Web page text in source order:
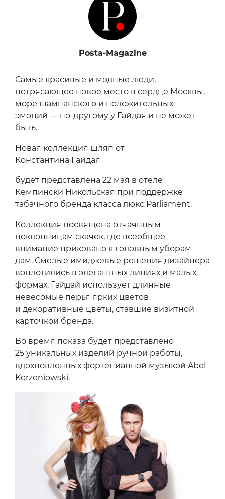
Posta-Magazine
Самые красивые и модные люди,
потрясающее новое место в сердце Москвы,
море шампанского и положительных
эмоций — по-другому у Гайдая и не может
быть.
Новая коллекция шляп от
Константина Гайдая
будет представлена 22 мая в отеле
Кемпински Никольская при поддержке
табачного бренда класса люкс Parliament.
Коллекция посвящена отчаянным
поклонницам скачек, где всеобщее
внимание приковано к головным уборам
дам. Смелые имиджевые решения дизайнера
воплотились в элегантных линиях и малых
формах. Гайдай использует длинные
невесомые перья ярких цветов
и декоративные цветы, ставшие визитной
карточкой бренда.
Во время показа будет представлено
25 уникальных изделий ручной работы,
вдохновленных фортепианной музыкой Abel
Korzeniowski.